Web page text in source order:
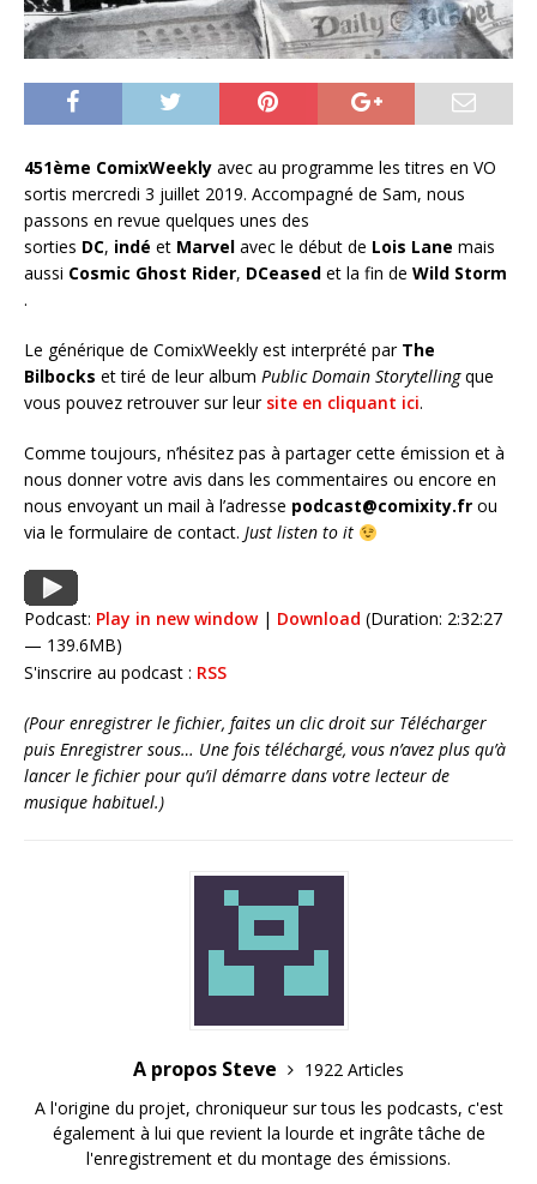
451ème ComixWeekly avec au programme les titres en VO
sortis mercredi 3 juillet 2019. Accompagné de Sam, nous
passons en revue quelques unes des
sorties DC, indé et Marvel avec le début de Lois Lane mais
aussi Cosmic Ghost Rider, DCeased et la fin de Wild Storm
.
Le générique de ComixWeekly est interprété par The
Bilbocks et tiré de leur album Public Domain Storytellingque
vous pouvez retrouver sur leursite en cliquant ici.
Comme toujours, n’hésitez pas à partager cette émission et à
nous donner votre avis dans les commentaires ou encore en
nous envoyant un mail à l’adresse podcast@comixity.fr ou
via le formulaire de contact. Just listen to it
Podcast: Play in new window| Download (Duration: 2:32:27
— 139.6MB)
S'inscrire au podcast : RSS
(Pour enregistrer le fichier, faites un clic droit sur Télécharger
puis Enregistrer sous… Une fois téléchargé, vous n’avez plus qu’à
lancer le fichier pour qu’il démarre dans votre lecteur de
musique habituel.)
A propos Steve
1922 Articles
A l'origine du projet, chroniqueur sur tous les podcasts, c'est
également à lui que revient la lourde et ingrâte tâche de
l'enregistrement et du montage des émissions.